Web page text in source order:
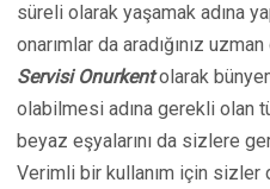
süreli olarak yaşamak adına
onarımlar da aradığınız
Servisi Onurkentolarak
olabilmesi adına gerekli olan
beyaz eşyalarını da sizlere
Verimli bir kullanım için sizler